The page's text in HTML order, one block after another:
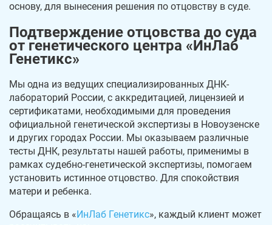
основу, для вынесения решения по отцовству в суде.
Подтверждение отцовства до суда
от генетического центра «ИнЛаб
Генетикс»
Мы одна из ведущих специализированных ДНК-
лабораторий России, с аккредитацией, лицензией и
сертификатами, необходимыми для проведения
официальной генетической экспертизы в Новоузенске
и других городах России. Мы оказываем различные
тесты ДНК, результаты нашей работы, применимы в
рамках судебно-генетической экспертизы, помогаем
установить истинное отцовство. Для спокойствия
матери и ребенка.
Обращаясь в « ИнЛаб Генетикс», каждый клиент может